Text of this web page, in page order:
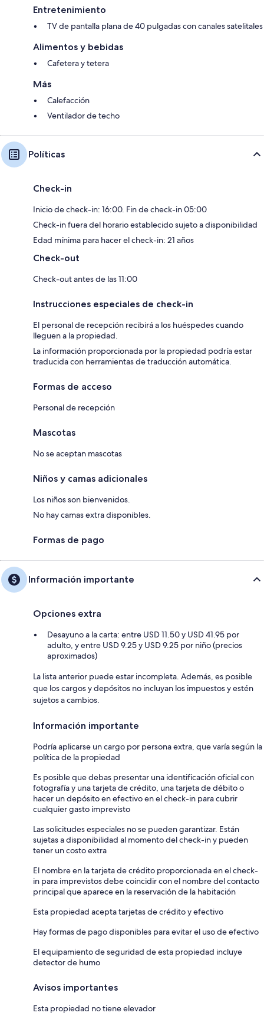
Entretenimiento
TV de pantalla plana de 40 pulgadas con canales satelitales
Alimentos y bebidas
Cafetera y tetera
Más
Calefacción
Ventilador de techo
Políticas
Check-in
Inicio de check-in: 16:00. Fin de check-in 05:00
Check-in fuera del horario establecido sujeto a disponibilidad
Edad mínima para hacer el check-in: 21 años
Check-out
Check-out antes de las 11:00
Instrucciones especiales de check-in
El personal de recepción recibirá a los huéspedes cuando
lleguen a la propiedad.
La información proporcionada por la propiedad podría estar
traducida con herramientas de traducción automática.
Formas de acceso
Personal de recepción
Mascotas
No se aceptan mascotas
Niños y camas adicionales
Los niños son bienvenidos.
No hay camas extra disponibles.
Formas de pago
Información importante
Opciones extra
Desayuno a la carta: entre USD 11.50 y USD 41.95 por
adulto, y entre USD 9.25 y USD 9.25 por niño (precios
aproximados)
La lista anterior puede estar incompleta. Además, es posible
que los cargos y depósitos no incluyan los impuestos y estén
sujetos a cambios.
Información importante
Podría aplicarse un cargo por persona extra, que varía según la
política de la propiedad
Es posible que debas presentar una identificación oficial con
fotografía y una tarjeta de crédito, una tarjeta de débito o
hacer un depósito en efectivo en el check-in para cubrir
cualquier gasto imprevisto
Las solicitudes especiales no se pueden garantizar. Están
sujetas a disponibilidad al momento del check-in y pueden
tener un costo extra
El nombre en la tarjeta de crédito proporcionada en el check-
in para imprevistos debe coincidir con el nombre del contacto
principal que aparece en la reservación de la habitación
Esta propiedad acepta tarjetas de crédito y efectivo
Hay formas de pago disponibles para evitar el uso de efectivo
El equipamiento de seguridad de esta propiedad incluye
detector de humo
Avisos importantes
Esta propiedad no tiene elevador